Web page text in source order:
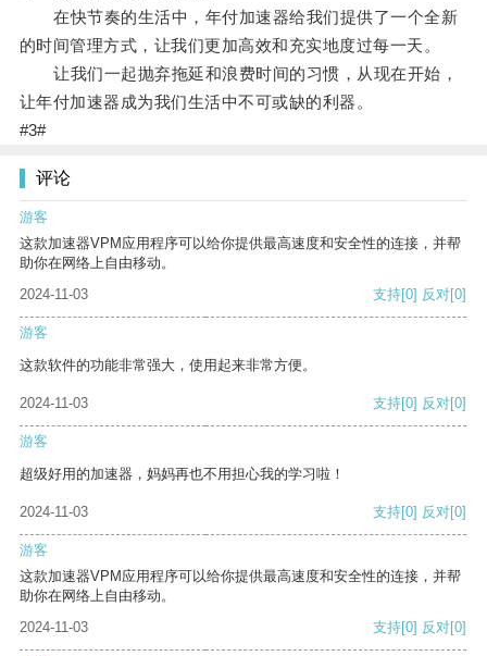
在快节奏的生活中，年付加速器给我们提供了一个全新
的时间管理方式，让我们更加高效和充实地度过每一天。
让我们一起抛弃拖延和浪费时间的习惯，从现在开始，
让年付加速器成为我们生活中不可或缺的利器。
#3#
评论
游客
这款加速器VPM应用程序可以给你提供最高速度和安全性的连接，并帮
助你在网络上自由移动。
2024-11-03
支持[0] 反对[0]
游客
这款软件的功能非常强大，使用起来非常方便。
2024-11-03 支持[0] 反对[0]
游客
超级好用的加速器，妈妈再也不用担心我的学习啦！
2024-11-03 支持[0] 反对[0]
游客
这款加速器VPM应用程序可以给你提供最高速度和安全性的连接，并帮
助你在网络上自由移动。
2024-11-03
支持[0] 反对[0]